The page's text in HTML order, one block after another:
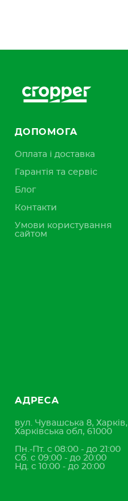
ДОПОМОГА
Оплата і доставка
Гарантія та сервіс
Блог
Контакти
Умови користування
сайтом
АДРЕСА
вул. Чувашська 8, Харків,
Харківська обл, 61000
Пн.-Пт. с 08:00 - до 21:00
Сб. с 09:00 - до 20:00
Нд. с 10:00 - до 20:00